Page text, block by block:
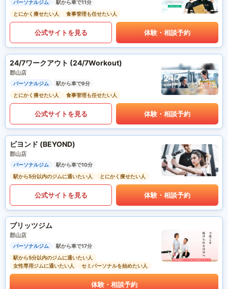
パーソナルジム
駅から車で11分
とにかく痩せたい人
食事管理も任せたい人
公式サイトを見る 体験・相談予約
24/7ワークアウト (24/7Workout)
郡山店
パーソナルジム
駅から車で9分
とにかく痩せたい人
食事管理も任せたい人
公式サイトを見る 体験・相談予約
ビヨンド (BEYOND)
郡山店
パーソナルジム
駅から車で10分
駅から5分以内のジムに通いたい人
とにかく痩せたい人
公式サイトを見る 体験・相談予約
プリッツジム
郡山店
パーソナルジム
駅から車で17分
駅から5分以内のジムに通いたい人
女性専用ジムに通いたい人
セミパーソナルを始めたい人
体験・相談予約